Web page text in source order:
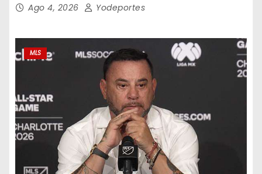
Ago 4, 2026 Yodeportes
MLS